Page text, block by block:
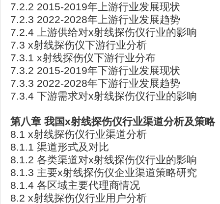
7.2.2 2015-2019年上游行业发展现状
7.2.3 2022-2028年上游行业发展趋势
7.2.4 上游供给对x射线探伤仪行业的影响
7.3 x射线探伤仪下游行业分析
7.3.1 x射线探伤仪下游行业分布
7.3.2 2015-2019年下游行业发展现状
7.3.3 2022-2028年下游行业发展趋势
7.3.4 下游需求对x射线探伤仪行业的影响
第八章 我国x射线探伤仪行业渠道分析及策略
8.1 x射线探伤仪行业渠道分析
8.1.1 渠道形式及对比
8.1.2 各类渠道对x射线探伤仪行业的影响
8.1.3 主要x射线探伤仪企业渠道策略研究
8.1.4 各区域主要代理商情况
8.2 x射线探伤仪行业用户分析